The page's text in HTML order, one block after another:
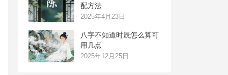
配方法
2025年4月23日
八字不知道时辰怎么算可
用几点
2025年12月25日